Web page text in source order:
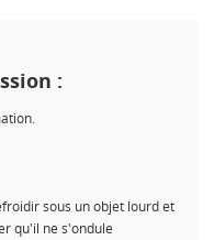
:
sous un objet lourd et
qu'il ne s'ondule
une liste d'envies
des produits à